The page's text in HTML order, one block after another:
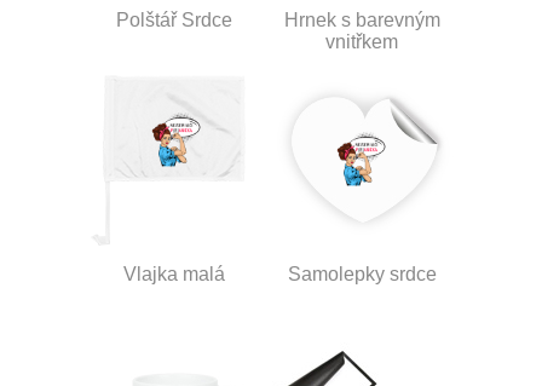
Polštář Srdce
Hrnek s barevným
vnitřkem
Vlajka malá Samolepky srdce